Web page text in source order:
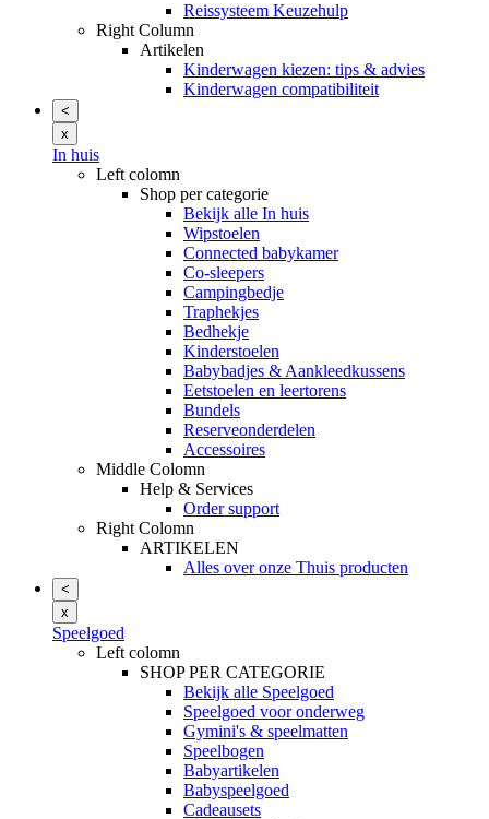
Reissysteem Keuzehulp
Right Column
Artikelen
Kinderwagen kiezen: tips & advies
Kinderwagen compatibiliteit
<
x
In huis
Left colomn
Shop per categorie
Bekijk alle In huis
Wipstoelen
Connected babykamer
Co-sleepers
Campingbedje
Traphekjes
Bedhekje
Kinderstoelen
Babybadjes & Aankleedkussens
Eetstoelen en leertorens
Bundels
Reserveonderdelen
Accessoires
Middle Colomn
Help & Services
Order support
Right Colomn
ARTIKELEN
Alles over onze Thuis producten
<
x
Speelgoed
Left colomn
SHOP PER CATEGORIE
Bekijk alle Speelgoed
Speelgoed voor onderweg
Gymini's & speelmatten
Speelbogen
Babyartikelen
Babyspeelgoed
Cadeausets